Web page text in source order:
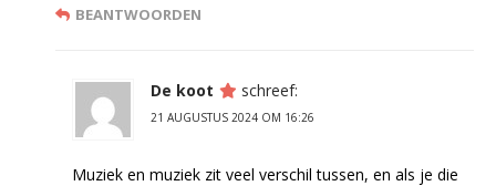
BEANTWOORDEN
De koot schreef:
21 AUGUSTUS 2024 OM 16:26
Muziek en muziek zit veel verschil tussen, en als je die